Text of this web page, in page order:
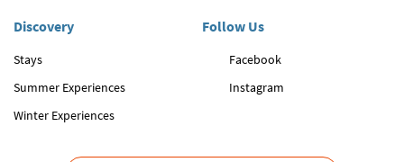
Discovery
Stays
Summer Experiences
Winter Experiences
Follow Us
Facebook
Instagram